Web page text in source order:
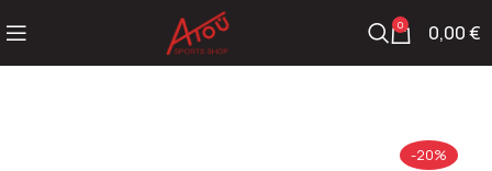
0 0,00€
-20%